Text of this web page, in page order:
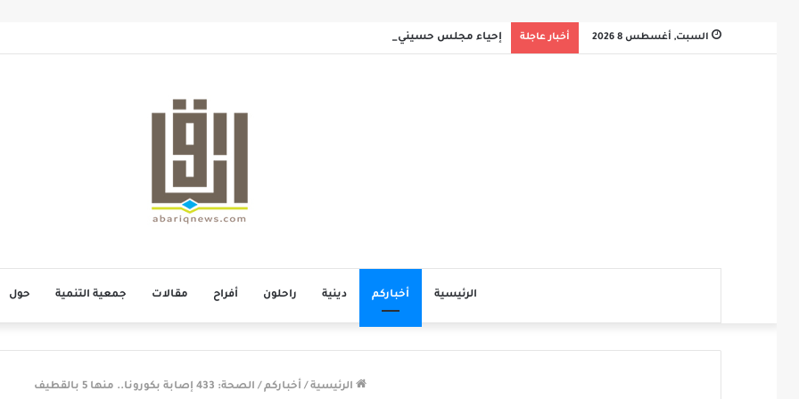
السبت, أغسطس 8 2026 أخبار عاجلة إحياء مجلس حسيني بمأتم الحاج أحمد منصور الخميس
الرئيسية أخباركم دينية راحلون أفراح مقالات جمعية التنمية حول
الرئيسية / أخباركم / الصحة: 433 إصابة بكورونا.. منها 5 بالقطيف